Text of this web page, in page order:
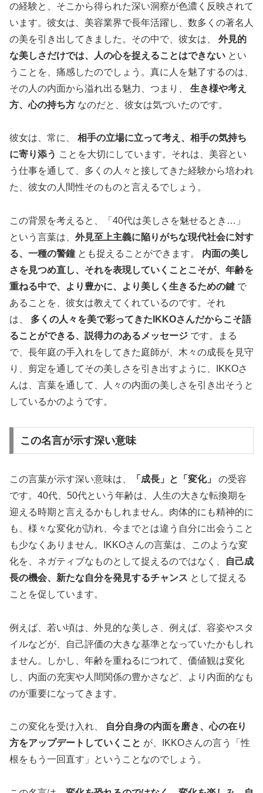
の経験と、そこから得られた深い洞察が色濃く反映されて
います。彼女は、美容業界で長年活躍し、数多くの著名人
の美を引き出してきました。その中で、彼女は、 外見的
な美しさだけでは、人の心を捉えることはできない とい
うことを、痛感したのでしょう。真に人を魅了するのは、
その人の内面から溢れ出る魅力、つまり、 生き様や考え
方、心の持ち方 なのだと、彼女は気づいたのです。
彼女は、常に、 相手の立場に立って考え、相手の気持ち
に寄り添う ことを大切にしています。それは、美容とい
う仕事を通して、多くの人々と接してきた経験から培われ
た、彼女の人間性そのものと言えるでしょう。
この背景を考えると、「40代は美しさを魅せるとき…」
という言葉は、 外見至上主義に陥りがちな現代社会に対す
る、一種の警鐘とも捉えることができます。 内面の美し
さを見つめ直し、それを表現していくことこそが、年齢を
重ねる中で、より豊かに、より美しく生きるための鍵 で
あることを、彼女は教えてくれているのです。それ
は、 多くの人々を美で彩ってきたIKKOさんだからこそ語
ることができる、説得力のあるメッセージ です。まる
で、長年庭の手入れをしてきた庭師が、木々の成長を見守
り、剪定を通してその美しさを引き出すように、IKKOさ
んは、言葉を通して、人々の内面の美しさを引き出そうと
しているかのようです。
この名言が示す深い意味
この言葉が示す深い意味は、 「成長」と「変化」
の受容
です。40代、50代という年齢は、人生の大きな転換期を
迎える時期と言えるかもしれません。肉体的にも精神的に
も、様々な変化が訪れ、今までとは違う自分に出会うこと
も少なくありません。IKKOさんの言葉は、このような変
化を、ネガティブなものとして捉えるのではなく、
自己成
長の機会、新たな自分を発見するチャンス として捉える
ことを促しています。
例えば、若い頃は、外見的な美しさ、例えば、容姿やスタ
イルなどが、自己評価の大きな基準となっていたかもしれ
ません。しかし、年齢を重ねるにつれて、価値観は変化
し、内面の充実や人間関係の豊かさなど、より内面的なも
のが重要になってきます。
この変化を受け入れ、
自分自身の内面を磨き、心の在り
方をアップデートしていくこと が、IKKOさんの言う「性
根をもう一回直す」ということなのでしょう。